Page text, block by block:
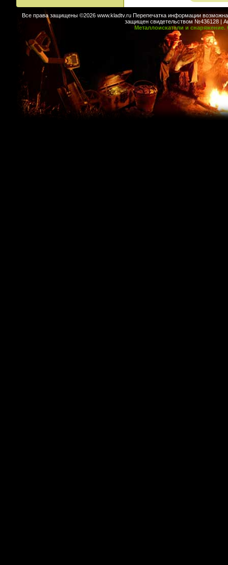
Все права защищены ©2026 www.kladtv.ru Перепечатка информации возможна
защищен свидетельством №436128 |
Металлоискатели и